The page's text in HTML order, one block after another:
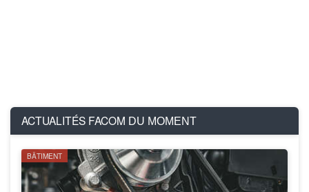
ACTUALITÉS FACOM DU MOMENT
BÂTIMENT